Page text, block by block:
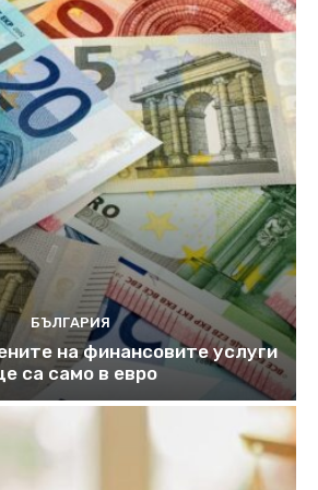
БЪЛГАРИЯ
на финансовите услуги
са само в евро